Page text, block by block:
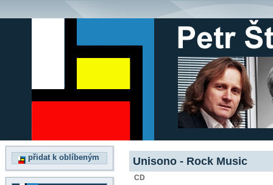
přidat k oblíbeným Unisono - Rock Music
CD